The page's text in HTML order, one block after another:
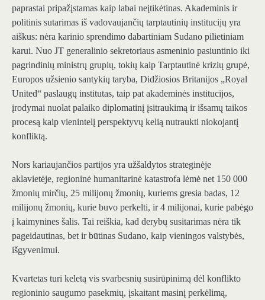
paprastai pripažįstamas kaip labai neįtikėtinas. Akademinis ir
politinis sutarimas iš vadovaujančių tarptautinių institucijų yra
aiškus: nėra karinio sprendimo dabartiniam Sudano pilietiniam
karui. Nuo JT generalinio sekretoriaus asmeninio pasiuntinio iki
pagrindinių ministrų grupių, tokių kaip Tarptautinė krizių grupė,
Europos užsienio santykių taryba, Didžiosios Britanijos „Royal
United“ paslaugų institutas, taip pat akademinės institucijos,
įrodymai nuolat palaiko diplomatinį įsitraukimą ir išsamų taikos
procesą kaip vienintelį perspektyvų kelią nutraukti niokojantį
konfliktą.
Nors kariaujančios partijos yra užšaldytos strateginėje
aklavietėje, regioninė humanitarinė katastrofa lėmė net 150 000
žmonių mirčių, 25 milijonų žmonių, kuriems gresia badas, 12
milijonų žmonių, kurie buvo perkelti, ir 4 milijonai, kurie pabėgo
į kaimynines šalis. Tai reiškia, kad derybų susitarimas nėra tik
pageidautinas, bet ir būtinas Sudano, kaip vieningos valstybės,
išgyvenimui.
Kvartetas turi keletą vis svarbesnių susirūpinimą dėl konflikto
regioninio saugumo pasekmių, įskaitant masinį perkėlimą,